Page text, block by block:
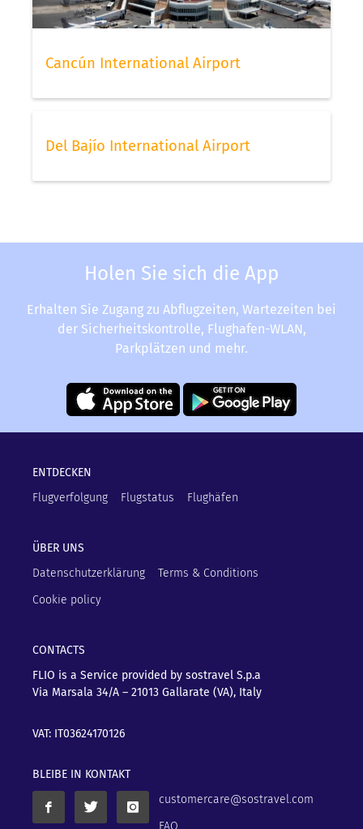
Cancún International Airport
Del Bajío International Airport
Holen Sie sich die App
Erhalten Sie Zugang zu Abflugzeiten, Wartezeiten bei
der Sicherheitskontrolle, Flughafen-WLAN,
Parkplätzen und mehr.
ENTDECKEN
Flugverfolgung
Flugstatus Flughäfen
ÜBER UNS
Datenschutzerklärung
Terms & Conditions
Cookie policy
CONTACTS
FLIO is a Service provided by sostravel S.p.a
Via Marsala 34/A – 21013 Gallarate (VA), Italy
VAT: IT03624170126
BLEIBE IN KONTAKT
customercare@sostravel.com
FAQ